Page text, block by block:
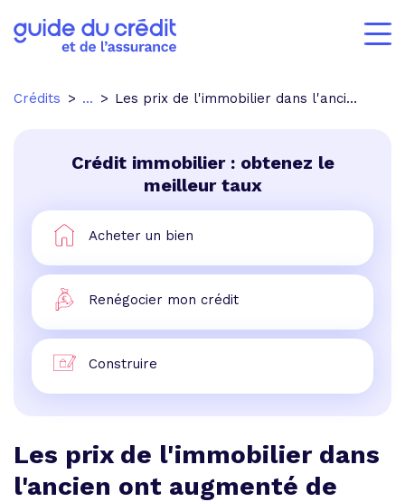
Crédits ... Les prix de l'immobilier dans l'ancien ont augmenté de 7.1% en 2006.
Crédit immobilier : obtenez le
meilleur taux
Acheter un bien
Renégocier mon crédit
Construire
Les prix de l'immobilier dans
l'ancien ont augmenté de